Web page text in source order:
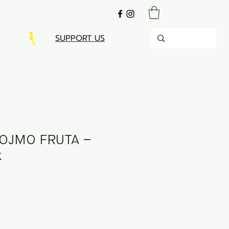
SUPPORT US
FRUTA –